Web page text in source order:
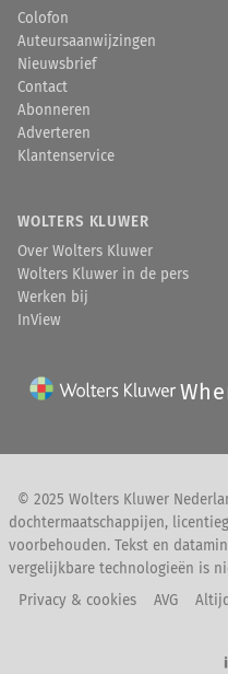
Colofon
Auteursaanwijzingen
Nieuwsbrief
Contact
Abonneren
Adverteren
Klantenservice
WOLTERS KLUWER
Over Wolters Kluwer
Wolters Kluwer in de pers
Werken bij
InView
© 2025 Wolters Kluwer
dochtermaatschappijen,
voorbehouden. Tekst en
vergelijkbare technologieën is
Privacy & cookies
AVG